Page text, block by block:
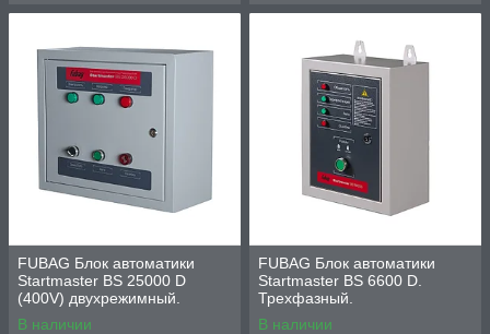
FUBAG Блок автоматики
Startmaster BS 25000 D
(400V) двухрежимный.
Трехфазный.
В наличии
FUBAG Блок автоматики
Startmaster BS 6600 D.
Трехфазный.
В наличии